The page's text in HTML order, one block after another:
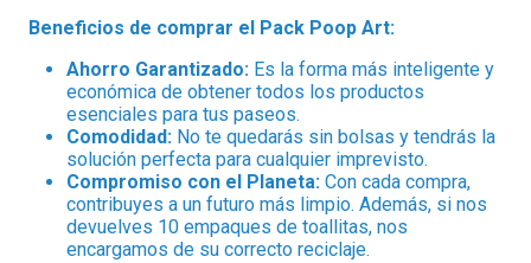
Beneficios de comprar el Pack Poop Art:
Ahorro Garantizado: Es la forma más inteligente y
económica de obtener todos los productos
esenciales para tus paseos.
Comodidad: No te quedarás sin bolsas y tendrás la
solución perfecta para cualquier imprevisto.
Compromiso con el Planeta: Con cada compra,
contribuyes a un futuro más limpio. Además, si nos
devuelves 10 empaques de toallitas, nos
encargamos de su correcto reciclaje.